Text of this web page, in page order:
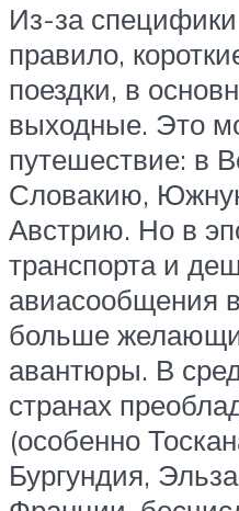
Из-за специфики
правило,
поездки, в
выходные. Это
путешествие: в
Словакию,
Австрию. Но в
транспорта и
авиасообщения
больше
авантюры. В
странах
(особенно
Бургундия,